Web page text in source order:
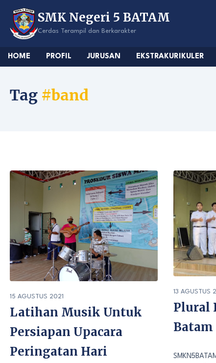
content
SMK Negeri 5 BATAM
Cerdas Terampil dan Berkarakter
HOME PROFIL JURUSAN EKSTRAKURIKULER
Tag #band
15 AGUSTUS 2021
Latihan Musik Untuk
Persiapan Upacara
Peringatan Hari
13 AGUSTUS
Plural
Batam